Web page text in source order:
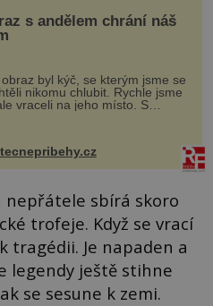
s andělem chrání náš
obraz byl kýč, se kterým jsme se
nikomu chlubit. Rychle jsme
vraceli na jeho místo. S
Vaškem jsme si pořídili
takový domek na severu
kde jsme si naplánova...
nepřátele sbírá skoro
trofeje. Když se vrací
tragédii. Je napaden a
legendy ještě stihne
se sesune k zemi.